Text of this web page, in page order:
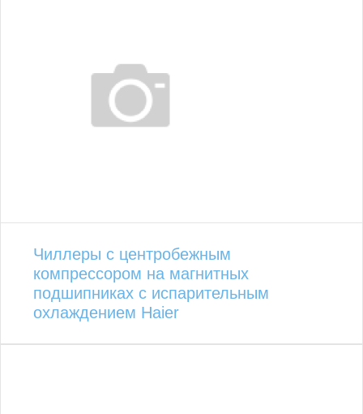
Чиллеры с центробежным
компрессором на магнитных
подшипниках с испарительным
охлаждением Haier